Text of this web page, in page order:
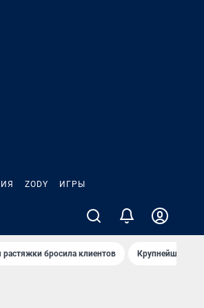
ZODY ИГРЫ
растяжки бросила клиентов Крупнейшие